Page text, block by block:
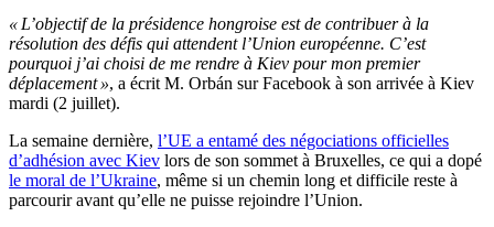
« L’objectif de la présidence hongroise est de contribuer à la
résolution des défis qui attendent l’Union européenne. C’est
pourquoi j’ai choisi de me rendre à Kiev pour mon premier
déplacement », a écrit M. Orbán sur Facebook à son arrivée à Kiev
mardi (2 juillet).
La semaine dernière, l’UE a entamé des négociations officielles
d’adhésion avec Kiev lors de son sommet à Bruxelles, ce qui a dopé
le moral de l’Ukraine, même si un chemin long et difficile reste à
parcourir avant qu’elle ne puisse rejoindre l’Union.